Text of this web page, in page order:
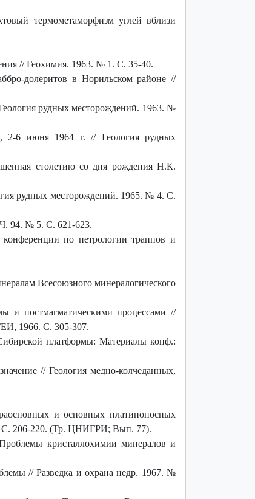
термометаморфизм углей вблизи
// Геохимия. 1963. № 1. С. 35-40.
долеритов в Норильском районе //
рудных месторождений. 1963. №
2-6 июня 1964 г. // Геология рудных
столетию со дня рождения Н.К.
рудных месторождений. 1965. № 4. С.
94. № 5. С. 621-623.
по петрологии траппов и
Всесоюзного минералогического
и постмагматическими процессами //
1966. С. 305-307.
платформы: Материалы конф.:
// Геология медно-колчеданных,
и основных платиноносных
С. 206-220. (Тр. ЦНИГРИ; Вып. 77).
кристаллохимии минералов и
// Разведка и охрана недр. 1967. №